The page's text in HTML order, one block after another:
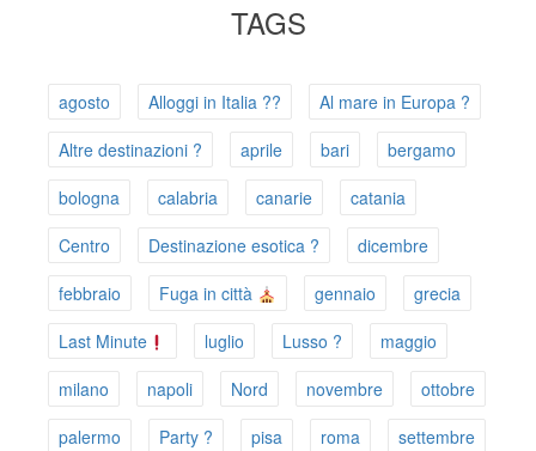
TAGS
agosto Alloggi in Italia ??
Al mare in Europa ?️
Altre destinazioni ?
aprile bari
bergamo
bologna
calabria canarie
catania
Centro
Destinazione esotica ?
dicembre
febbraio
Fuga in città gennaio
grecia
Last Minute
luglio Lusso ?
maggio
milano
napoli Nord novembre
ottobre
palermo
Party ? pisa roma
settembre